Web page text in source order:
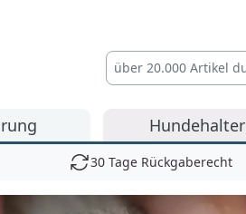
Hundehalter
30 Tage Rückgaberecht